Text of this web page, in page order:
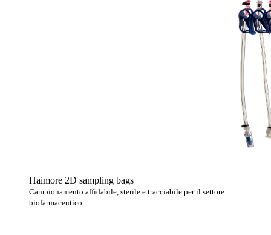
Haimore 2D sampling bags
Campionamento affidabile, sterile e tracciabile per il settore
biofarmaceutico.